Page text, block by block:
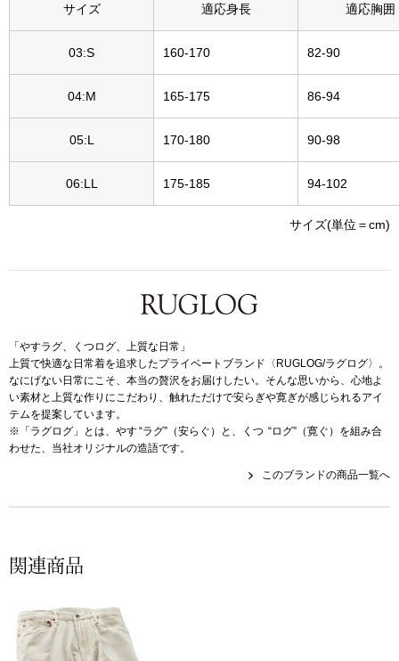
ーブルウェア
セイコー〉マウリッツハイス美術館公認フェ
ルメールオマージュウオッチ
ブレスレット
その他
ファッション
帽子
ネクタイ
手袋
ベルト
靴下
サイズ 適応身長 適応胸囲
03:S 160-170 82-90
04:M 165-175 86-94
05:L 170-180 90-98
06:LL 175-185 94-102
サイズ(単位＝cm)
「やすラグ、くつログ、上質な日常」
上質で快適な日常着を追求したプライベートブランド〈RUGLOG/ラグログ〉。
なにげない日常にこそ、本当の贅沢をお届けしたい。そんな思いから、心地よ
い素材と上質な作りにこだわり、触れただけで安らぎや寛ぎが感じられるアイ
テムを提案しています。
※「ラグログ」とは、やす “ラグ”（安らぐ）と、くつ “ログ”（寛ぐ）を組み合
わせた、当社オリジナルの造語です。
このブランドの商品一覧へ
関連商品